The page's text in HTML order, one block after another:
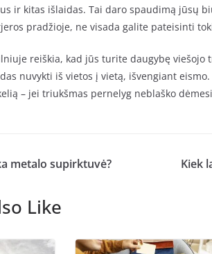
ir kitas išlaidas. Tai daro spaudimą jūsų
pradžioje, ne visada galite pateisinti
reiškia, kad jūs turite daugybę viešojo
nuvykti iš vietos į vietą, išvengiant
– jei triukšmas pernelyg neblaško
metalo supirktuvė? Kiek
Like